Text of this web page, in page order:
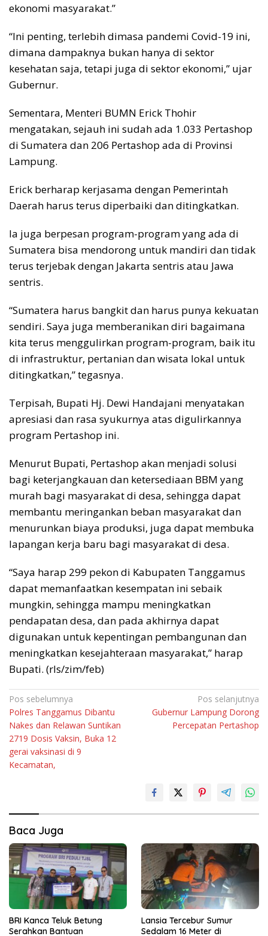
ekonomi masyarakat.”
“Ini penting, terlebih dimasa pandemi Covid-19 ini,
dimana dampaknya bukan hanya di sektor
kesehatan saja, tetapi juga di sektor ekonomi,” ujar
Gubernur.
Sementara, Menteri BUMN Erick Thohir
mengatakan, sejauh ini sudah ada 1.033 Pertashop
di Sumatera dan 206 Pertashop ada di Provinsi
Lampung.
Erick berharap kerjasama dengan Pemerintah
Daerah harus terus diperbaiki dan ditingkatkan.
Ia juga berpesan program-program yang ada di
Sumatera bisa mendorong untuk mandiri dan tidak
terus terjebak dengan Jakarta sentris atau Jawa
sentris.
“Sumatera harus bangkit dan harus punya kekuatan
sendiri. Saya juga memberanikan diri bagaimana
kita terus menggulirkan program-program, baik itu
di infrastruktur, pertanian dan wisata lokal untuk
ditingkatkan,” tegasnya.
Terpisah, Bupati Hj. Dewi Handajani menyatakan
apresiasi dan rasa syukurnya atas digulirkannya
program Pertashop ini.
Menurut Bupati, Pertashop akan menjadi solusi
bagi keterjangkauan dan ketersediaan BBM yang
murah bagi masyarakat di desa, sehingga dapat
membantu meringankan beban masyarakat dan
menurunkan biaya produksi, juga dapat membuka
lapangan kerja baru bagi masyarakat di desa.
“Saya harap 299 pekon di Kabupaten Tanggamus
dapat memanfaatkan kesempatan ini sebaik
mungkin, sehingga mampu meningkatkan
pendapatan desa, dan pada akhirnya dapat
digunakan untuk kepentingan pembangunan dan
meningkatkan kesejahteraan masyarakat,” harap
Bupati. (rls/zim/feb)
Navigasi
pos
Pos sebelumnya
Polres Tanggamus Dibantu
Nakes dan Relawan Suntikan
2719 Dosis Vaksin, Buka 12
gerai vaksinasi di 9
Kecamatan,
Pos selanjutnya
Gubernur Lampung Dorong
Percepatan Pertashop
Baca Juga
BRI Kanca Teluk Betung
Serahkan Bantuan
Lansia Tercebur Sumur
Sedalam 16 Meter di